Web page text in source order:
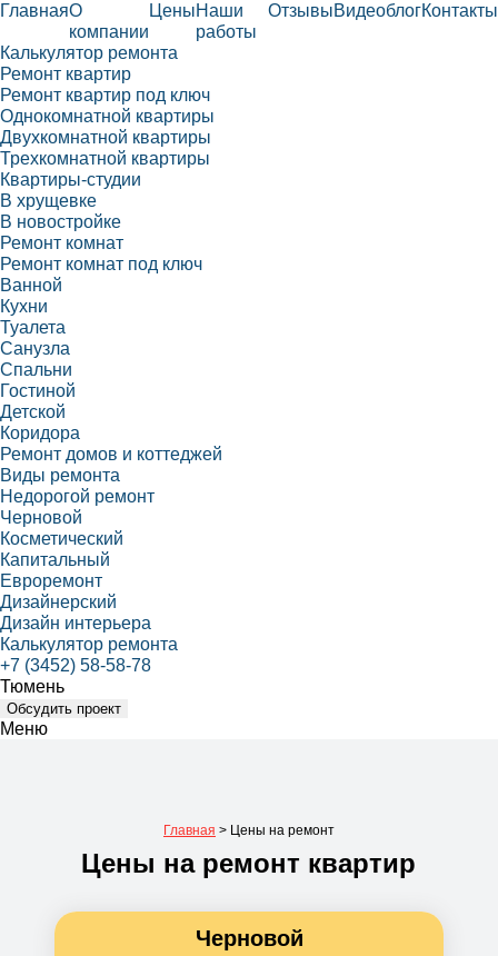
ГлавнаяО
компании
ЦеныНаши
работы
ОтзывыВидеоблогКонтакты
Калькулятор ремонта
Ремонт квартир
Ремонт квартир под ключ
Однокомнатной квартиры
Двухкомнатной квартиры
Трехкомнатной квартиры
Квартиры-студии
В хрущевке
В новостройке
Ремонт комнат
Ремонт комнат под ключ
Ванной
Кухни
Туалета
Санузла
Спальни
Гостиной
Детской
Коридора
Ремонт домов и коттеджей
Виды ремонта
Недорогой ремонт
Черновой
Косметический
Капитальный
Евроремонт
Дизайнерский
Дизайн интерьера
Калькулятор ремонта
+7 (3452) 58-58-78
Тюмень
Обсудить проект
Меню
Главная > Цены на ремонт
Цены на ремонт квартир
Черновой